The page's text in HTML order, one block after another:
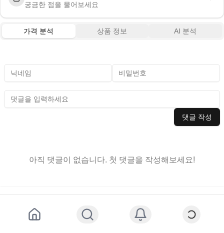
궁금한 점을 물어보세요
가격 분석 상품 정보 AI 분석
댓글 작성
아직 댓글이 없습니다. 첫 댓글을 작성해보세요!